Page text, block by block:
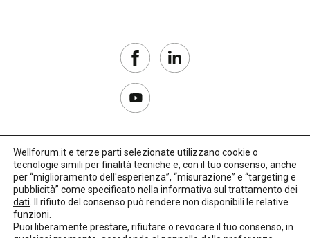
Copyright 2017–2026
Privacy Policy
Wellforum.it e terze parti selezionate utilizzano cookie o
tecnologie simili per finalità tecniche e, con il tuo consenso, anche
per “miglioramento dell'esperienza”, “misurazione” e “targeting e
pubblicità” come specificato nella informativa sul trattamento dei
dati . Il rifiuto del consenso può rendere non disponibili le relative
funzioni.
Puoi liberamente prestare, rifiutare o revocare il tuo consenso, in